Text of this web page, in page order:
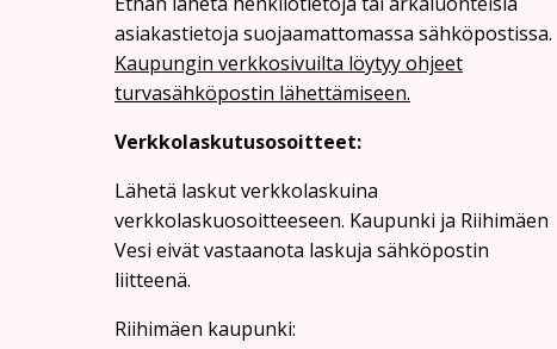
asiakastietoja suojaamattomassa sähköpostissa.
Kaupungin verkkosivuilta löytyy ohjeet
turvasähköpostin lähettämiseen.
Verkkolaskutusosoitteet:
Lähetä laskut verkkolaskuina
verkkolaskuosoitteeseen. Kaupunki ja Riihimäen
Vesi eivät vastaanota laskuja sähköpostin
liitteenä.
Riihimäen kaupunki: